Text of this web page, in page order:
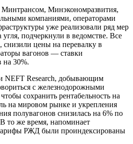
Минэкономразвития,
компаниями, операторами
уже реализовали ряд мер
подчеркнули в ведомстве. Все
цены на перевалку в
вагонов — ставки
на 30%.
NEFT Research, добывающим
с железнодорожными
сохранить рентабельность на
на мировом рынке и укрепления
полувагонов снизилась на 6% по
то же время, напоминает
РЖД были проиндексированы